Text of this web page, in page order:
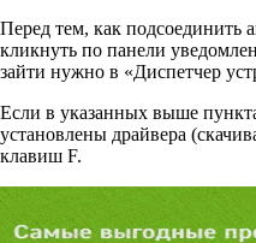
Перед тем, как подсоединить
кликнуть по панели
зайти нужно в «Диспетчер
Если в указанных выше
установлены драйвера
клавиш F.